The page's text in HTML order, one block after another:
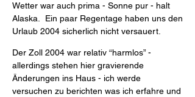
Wetter war auch prima - Sonne pur - halt
Alaska. Ein paar Regentage haben uns den
Urlaub 2004 sicherlich nicht versauert.
Der Zoll 2004 war relativ “harmlos” -
allerdings stehen hier gravierende
Änderungen ins Haus - ich werde
versuchen zu berichten was ich erfahre und